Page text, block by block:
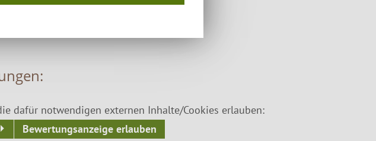
dafür notwendigen externen Inhalte/Cookies erlauben:
Bewertungsanzeige erlauben